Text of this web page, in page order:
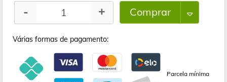
- + Comprar
Várias formas de pagamento:
Parcela mínima